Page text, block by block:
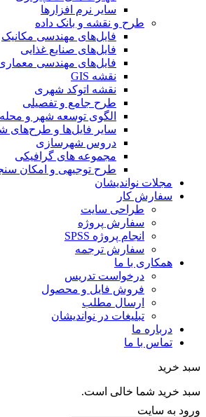
سایر نرم افزارها
طرح و نقشه و بانک داده
فایل‌های مهندسی مکانیک
فایل‌های صنایع غذایی
فایل‌های مهندسی معماری
نقشه GIS
نقشه اتوکد شهری
طرح جامع و تفصیلی
الگوی توسعه شهر و محله
سایر فایل‌ها و طرح‌های شهری
دروس شهرسازی
مجموعه های گرافیکی
طرح توجیهی و امکان سنجی
مجلات نواندیشان
سفارش کار
طراحی سایت
سفارش پروژه
انجام پروژه SPSS
سفارش ترجمه
همکاری با ما
درخواست تدریس
فروش فایل و محصول
ارسال مطلب
تبلیغات در نواندیشان
درباره ما
تماس با ما
خرید شما خالی است.
به سایت